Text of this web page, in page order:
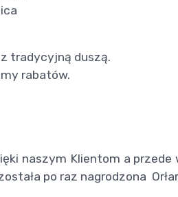
tradycyjną duszą.
rabatów.
naszym Klientom a
po raz nagrodzona